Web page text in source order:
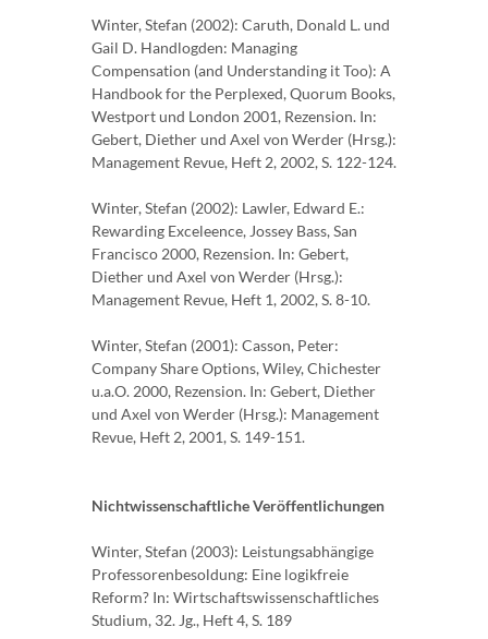
Winter, Stefan (2002): Caruth, Donald L. und
Gail D. Handlogden: Managing
Compensation (and Understanding it Too): A
Handbook for the Perplexed, Quorum Books,
Westport und London 2001, Rezension. In:
Gebert, Diether und Axel von Werder (Hrsg.):
Management Revue, Heft 2, 2002, S. 122-124.
Winter, Stefan (2002): Lawler, Edward E.:
Rewarding Exceleence, Jossey Bass, San
Francisco 2000, Rezension. In: Gebert,
Diether und Axel von Werder (Hrsg.):
Management Revue, Heft 1, 2002, S. 8-10.
Winter, Stefan (2001): Casson, Peter:
Company Share Options, Wiley, Chichester
u.a.O. 2000, Rezension. In: Gebert, Diether
und Axel von Werder (Hrsg.): Management
Revue, Heft 2, 2001, S. 149-151.
Nichtwissenschaftliche Veröffentlichungen
Winter, Stefan (2003): Leistungsabhängige
Professorenbesoldung: Eine logikfreie
Reform? In: Wirtschaftswissenschaftliches
Studium, 32. Jg., Heft 4, S. 189